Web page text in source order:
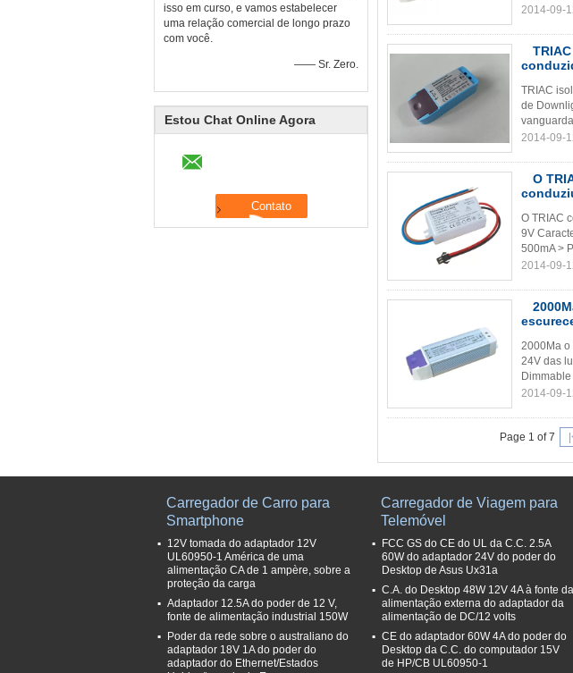
isso em curso, e vamos estabelecer
uma relação comercial de longo prazo
com você.
—— Sr. Zero.
Estou Chat Online Agora
2014-09-
TRIAC
de
2014-09-
O
O TRIAC
9V
500mA >
2014-09-
2000Ma o
24V das
Dimmable
2014-09-
Page 1 of 7
Carregador de Carro para
Smartphone
12V tomada do adaptador 12V
UL60950-1 América de uma
alimentação CA de 1 ampère, sobre a
proteção da carga
Adaptador 12.5A do poder de 12 V,
fonte de alimentação industrial 150W
Poder da rede sobre o australiano do
adaptador 18V 1A do poder do
adaptador do Ethernet/Estados
Carregador de Viagem para
Telemóvel
FCC GS do CE do UL da C.C. 2.5A
60W do adaptador 24V do poder do
Desktop de Asus Ux31a
C.A. do Desktop 48W 12V 4A à fonte da
alimentação externa do adaptador da
alimentação de DC/12 volts
CE do adaptador 60W 4A do poder do
Desktop da C.C. do computador 15V
de HP/CB UL60950-1